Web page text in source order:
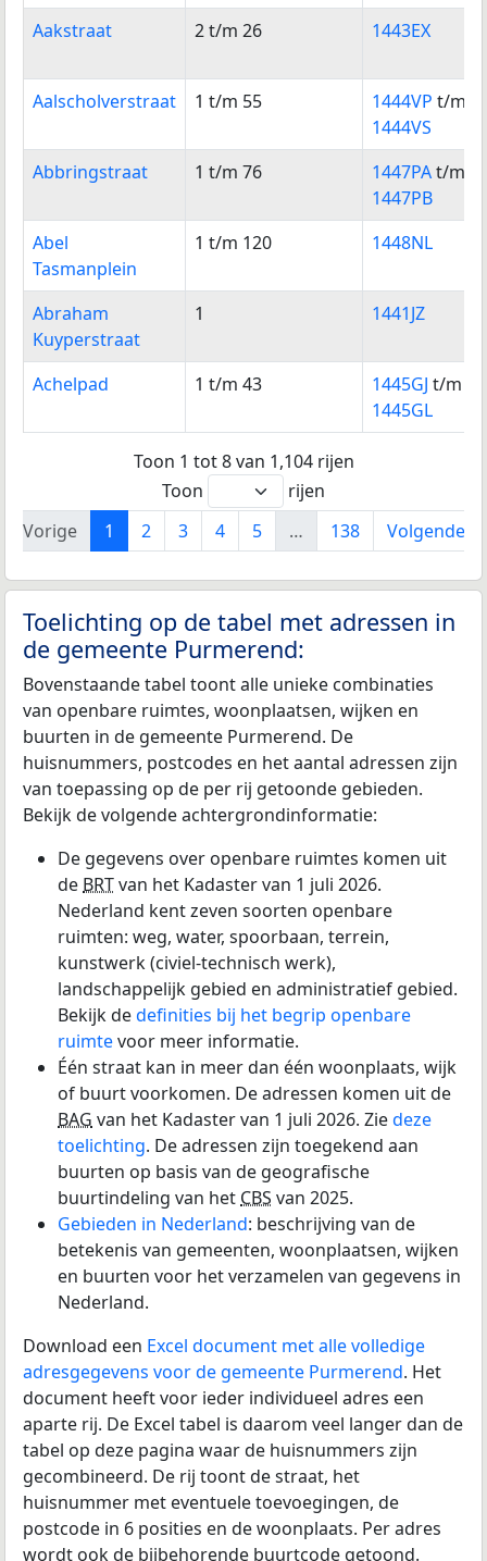
Aakstraat 2 t/m 26 1443EX
Aalscholverstraat 1 t/m 55 1444VP t/m
1444VS
Abbringstraat
1 t/m 76 1447PAt/m
1447PB
Abel
Tasmanplein
1 t/m 120 1448NL
Abraham
Kuyperstraat
1 1441JZ
Achelpad 1 t/m 43 1445GJ t/m
1445GL
Toon 1 tot 8 van 1,104 rijen
Toon
rijen
Vorige
1 2 3 4 5 … 138 Volgende
Toelichting op de tabel met adressen in
de gemeente Purmerend:
Bovenstaande tabel toont alle unieke combinaties
van openbare ruimtes, woonplaatsen, wijken en
buurten in de gemeente Purmerend. De
huisnummers, postcodes en het aantal adressen zijn
van toepassing op de per rij getoonde gebieden.
Bekijk de volgende achtergrondinformatie:
De gegevens over openbare ruimtes komen uit
de BRTvan het Kadaster van 1 juli 2026.
Nederland kent zeven soorten openbare
ruimten: weg, water, spoorbaan, terrein,
kunstwerk (civiel-technisch werk),
landschappelijk gebied en administratief gebied.
Bekijk dedefinities bij het begrip openbare
ruimtevoor meer informatie.
Één straat kan in meer dan één woonplaats, wijk
of buurt voorkomen. De adressen komen uit de
BAG van het Kadaster van 1 juli 2026. Ziedeze
toelichting. De adressen zijn toegekend aan
buurten op basis van de geografische
buurtindeling van het CBS van 2025.
Gebieden in Nederland: beschrijving van de
betekenis van gemeenten, woonplaatsen, wijken
en buurten voor het verzamelen van gegevens in
Nederland.
Download een Excel document met alle volledige
adresgegevens voor de gemeente Purmerend. Het
document heeft voor ieder individueel adres een
aparte rij. De Excel tabel is daarom veel langer dan de
tabel op deze pagina waar de huisnummers zijn
gecombineerd. De rij toont de straat, het
huisnummer met eventuele toevoegingen, de
postcode in 6 posities en de woonplaats. Per adres
wordt ook de bijbehorende buurtcode getoond.